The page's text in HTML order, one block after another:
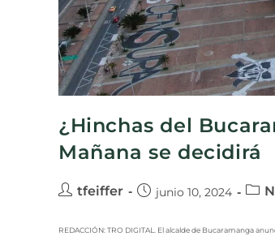
¿Hinchas del
Mañana se decidirá
tfeiffer junio 10, 2024
REDACCIÓN: TRO DIGITAL. El alcalde de Bucaramanga